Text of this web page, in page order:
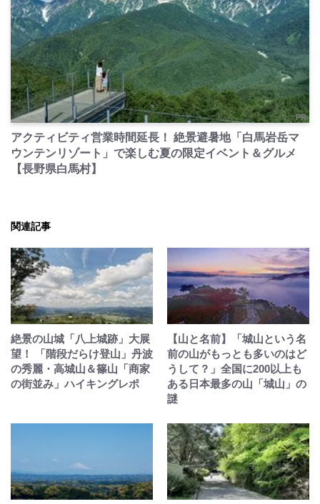
PR
アクティビティ営業時間延長！ 絶景避暑地「白馬岩岳マ
ウンテンリゾート」で楽しむ夏の限定イベント＆グルメ
【長野県白馬村】
関連記事
絶景の山城「八上城跡」大展
望！ 「階段だらけ登山」丹波
の秀麗・高城山＆篠山「商家
の街並み」ハイキングレポ
【山と名前】「城山という名
前の山がもっとも多いのはど
うして？」全国に200以上も
ある日本最多の山「城山」の
謎